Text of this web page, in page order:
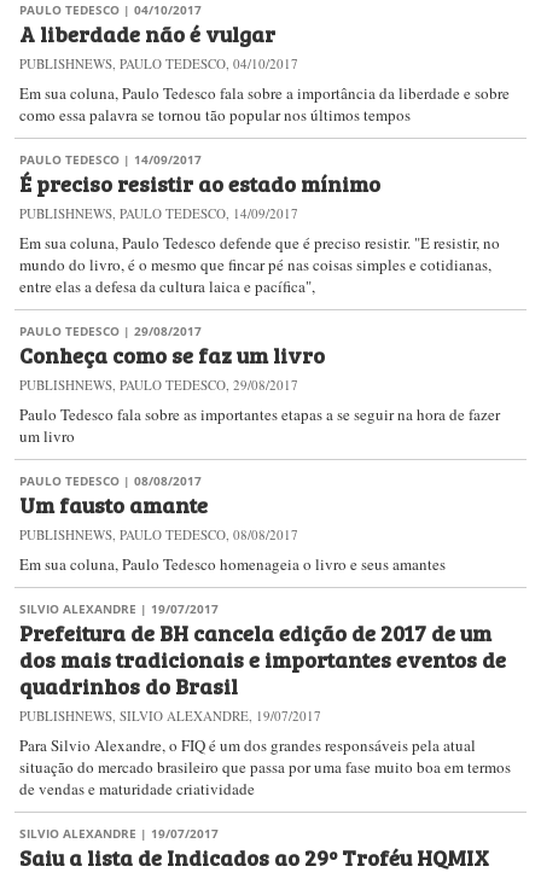
PAULO TEDESCO | 04/10/2017
A liberdade não é vulgar
PUBLISHNEWS, PAULO TEDESCO, 04/10/2017
Em sua coluna, Paulo Tedesco fala sobre a importância da liberdade e sobre
como essa palavra se tornou tão popular nos últimos tempos
PAULO TEDESCO | 14/09/2017
É preciso resistir ao estado mínimo
PUBLISHNEWS, PAULO TEDESCO, 14/09/2017
Em sua coluna, Paulo Tedesco defende que é preciso resistir. "E resistir, no
mundo do livro, é o mesmo que fincar pé nas coisas simples e cotidianas,
entre elas a defesa da cultura laica e pacífica",
PAULO TEDESCO | 29/08/2017
Conheça como se faz um livro
PUBLISHNEWS, PAULO TEDESCO, 29/08/2017
Paulo Tedesco fala sobre as importantes etapas a se seguir na hora de fazer
um livro
PAULO TEDESCO | 08/08/2017
Um fausto amante
PUBLISHNEWS, PAULO TEDESCO, 08/08/2017
Em sua coluna, Paulo Tedesco homenageia o livro e seus amantes
SILVIO ALEXANDRE | 19/07/2017
Prefeitura de BH cancela edição de 2017 de um
dos mais tradicionais e importantes eventos de
quadrinhos do Brasil
PUBLISHNEWS, SILVIO ALEXANDRE, 19/07/2017
Para Silvio Alexandre, o FIQ é um dos grandes responsáveis pela atual
situação do mercado brasileiro que passa por uma fase muito boa em termos
de vendas e maturidade criatividade
SILVIO ALEXANDRE | 19/07/2017
Saiu a lista de Indicados ao 29º Troféu HQMIX